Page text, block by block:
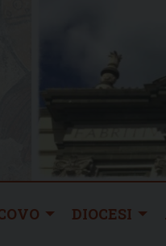
DIOCESI